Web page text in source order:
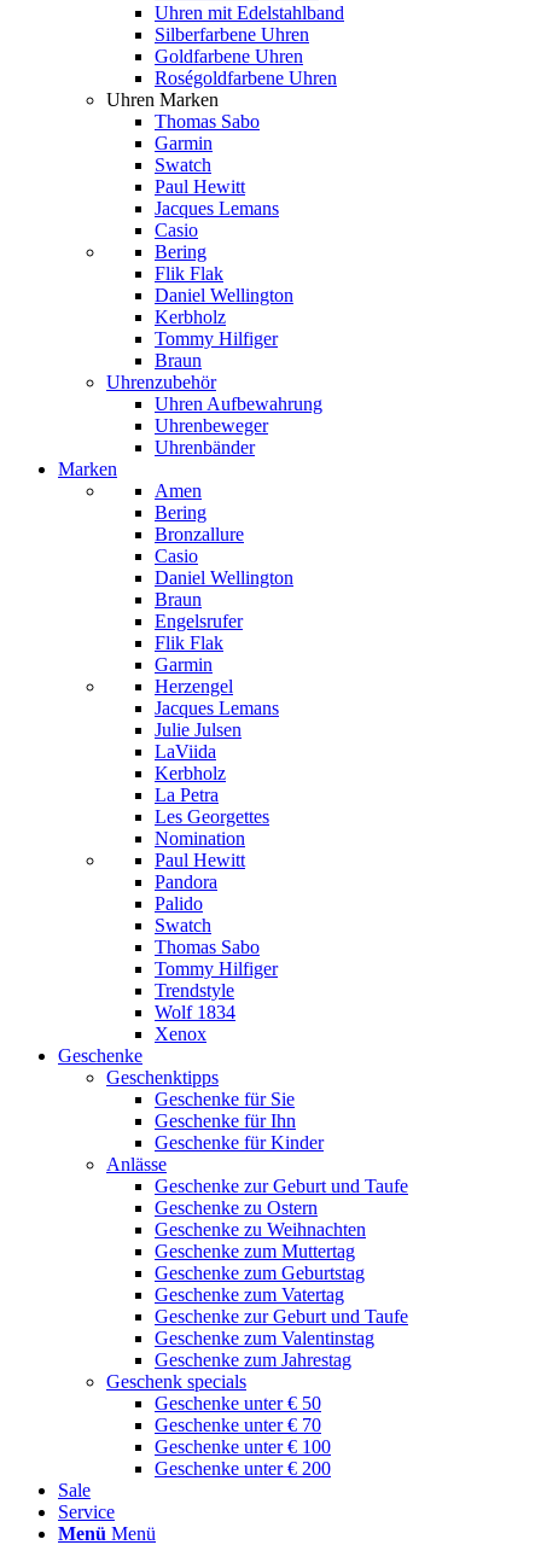
Uhren mit Edelstahlband
Silberfarbene Uhren
Goldfarbene Uhren
Roségoldfarbene Uhren
Uhren Marken
Thomas Sabo
Garmin
Swatch
Paul Hewitt
Jacques Lemans
Casio
Bering
Flik Flak
Daniel Wellington
Kerbholz
Tommy Hilfiger
Braun
Uhrenzubehör
Uhren Aufbewahrung
Uhrenbeweger
Uhrenbänder
Marken
Amen
Bering
Bronzallure
Casio
Daniel Wellington
Braun
Engelsrufer
Flik Flak
Garmin
Herzengel
Jacques Lemans
Julie Julsen
LaViida
Kerbholz
La Petra
Les Georgettes
Nomination
Paul Hewitt
Pandora
Palido
Swatch
Thomas Sabo
Tommy Hilfiger
Trendstyle
Wolf 1834
Xenox
Geschenke
Geschenktipps
Geschenke für Sie
Geschenke für Ihn
Geschenke für Kinder
Anlässe
Geschenke zur Geburt und Taufe
Geschenke zu Ostern
Geschenke zu Weihnachten
Geschenke zum Muttertag
Geschenke zum Geburtstag
Geschenke zum Vatertag
Geschenke zur Geburt und Taufe
Geschenke zum Valentinstag
Geschenke zum Jahrestag
Geschenk specials
Geschenke unter € 50
Geschenke unter € 70
Geschenke unter € 100
Geschenke unter € 200
Sale
Service
Menü Menü